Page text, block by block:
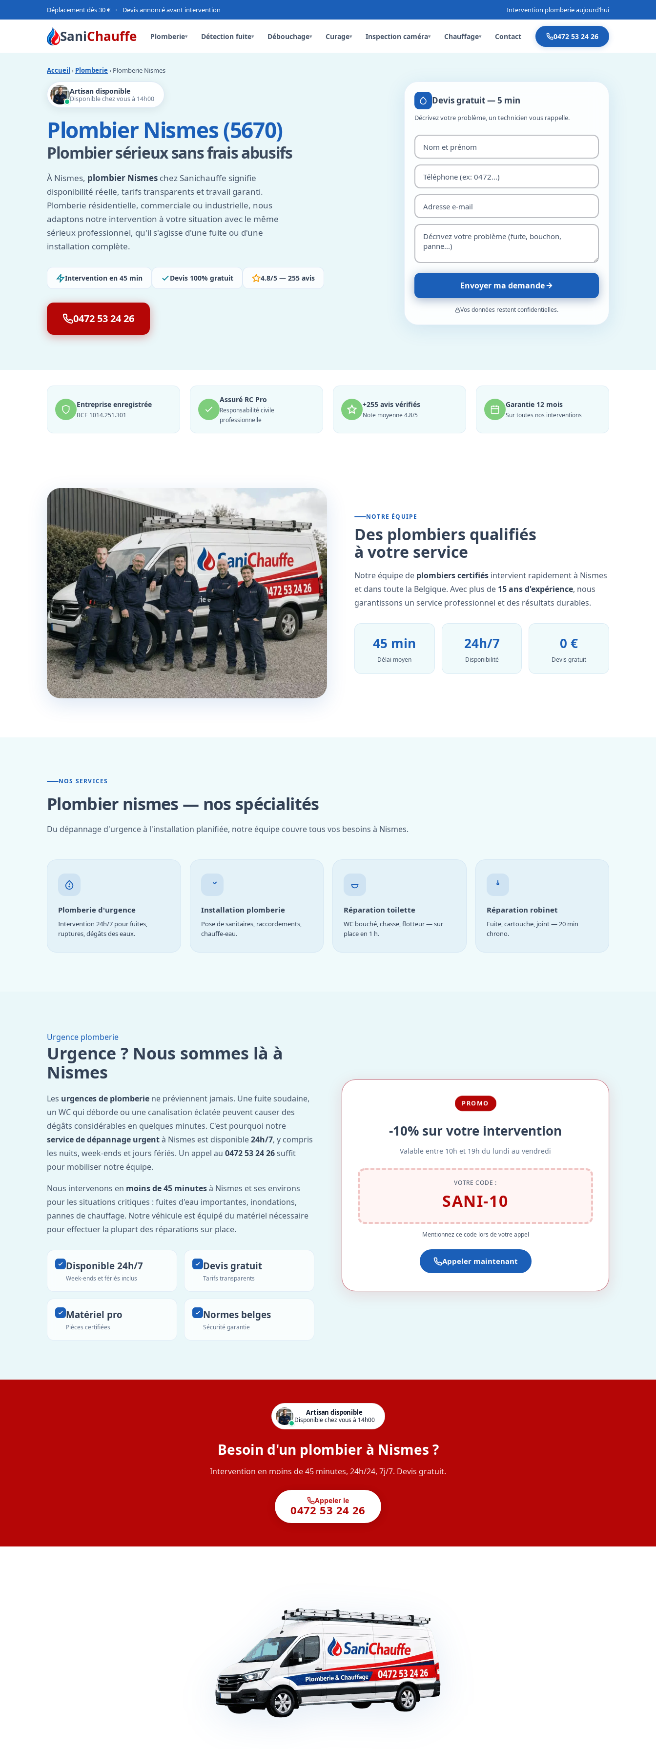
Déplacement dès 30 € • Devis annoncé avant intervention Intervention plomberie aujourd’hui
SaniChauffe Plomberie▾ Détection fuite▾ Débouchage▾ Curage▾ Inspection caméra▾ Chauffage▾ Contact 0472 53 24 26
Accueil › Plomberie › Plomberie Nismes
Artisan disponible
Disponible chez vous à 14h00
Plombier Nismes (5670)
Plombier sérieux sans frais abusifs
À Nismes, plombier Nismes chez Sanichauffe signifie
disponibilité réelle, tarifs transparents et travail garanti.
Plomberie résidentielle, commerciale ou industrielle, nous
adaptons notre intervention à votre situation avec le même
sérieux professionnel, qu'il s'agisse d'une fuite ou d'une
installation complète.
Intervention en 45 min Devis 100% gratuit 4.8/5 — 255 avis
0472 53 24 26
Devis gratuit — 5 min
Décrivez votre problème, un technicien vous rappelle.
Envoyer ma demande
Vos données restent confidentielles.
Entreprise enregistrée
BCE 1014.251.301
Assuré RC Pro
Responsabilité civile
professionnelle
+255 avis vérifiés
Note moyenne 4.8/5
Garantie 12 mois
Sur toutes nos interventions
NOTRE ÉQUIPE
Des plombiers qualifiés
à votre service
Notre équipe de plombiers certifiés intervient rapidement à Nismes
et dans toute la Belgique. Avec plus de 15 ans d'expérience, nous
garantissons un service professionnel et des résultats durables.
45 min
Délai moyen
24h/7
Disponibilité
0 €
Devis gratuit
NOS SERVICES
Plombier nismes — nos spécialités
Du dépannage d'urgence à l'installation planifiée, notre équipe couvre tous vos besoins à Nismes.
Plomberie d'urgence
Intervention 24h/7 pour fuites,
ruptures, dégâts des eaux.
Installation plomberie
Pose de sanitaires, raccordements,
chauffe-eau.
Réparation toilette
WC bouché, chasse, flotteur — sur
place en 1 h.
Réparation robinet
Fuite, cartouche, joint — 20 min
chrono.
Urgence plomberie
Urgence ? Nous sommes là à
Nismes
Les urgences de plomberie ne préviennent jamais. Une fuite soudaine,
un WC qui déborde ou une canalisation éclatée peuvent causer des
dégâts considérables en quelques minutes. C'est pourquoi notre
service de dépannage urgentà Nismes est disponible24h/7, y compris
les nuits, week-ends et jours fériés. Un appel au 0472 53 24 26suffit
pour mobiliser notre équipe.
Nous intervenons en moins de 45 minutesà Nismes et ses environs
pour les situations critiques : fuites d'eau importantes, inondations,
pannes de chauffage. Notre véhicule est équipé du matériel nécessaire
pour effectuer la plupart des réparations sur place.
Disponible 24h/7
Week-ends et fériés inclus
Devis gratuit
Tarifs transparents
Matériel pro
Pièces certifiées
Normes belges
Sécurité garantie
PROMO
-10% sur votre intervention
Valable entre 10h et 19h du lundi au vendredi
VOTRE CODE :
SANI-10
Mentionnez ce code lors de votre appel
Appeler maintenant
Artisan disponible
Disponible chez vous à 14h00
Besoin d'un plombier à Nismes ?
Intervention en moins de 45 minutes, 24h/24, 7j/7. Devis gratuit.
Appeler le
0472 53 24 26